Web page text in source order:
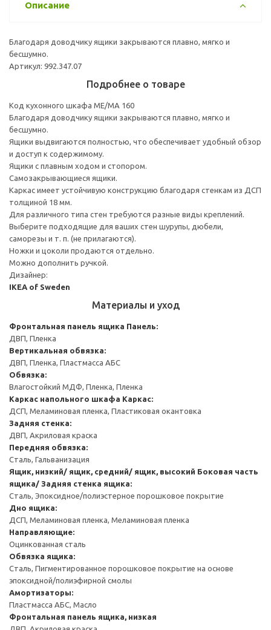
Описание
Благодаря доводчику ящики закрываются плавно, мягко и
бесшумно.
Артикул: 992.347.07
Подробнее о товаре
Код кухонного шкафа ME/MA 160
Благодаря доводчику ящики закрываются плавно, мягко и
бесшумно.
Ящики выдвигаются полностью, что обеспечивает удобный обзор
и доступ к содержимому.
Ящики с плавным ходом и стопором.
Самозакрывающиеся ящики.
Каркас имеет устойчивую конструкцию благодаря стенкам из ДСП
толщиной 18 мм.
Для различного типа стен требуются разные виды креплений.
Выберите подходящие для ваших стен шурупы, дюбели,
саморезы и т. п. (не прилагаются).
Ножки и цоколи продаются отдельно.
Можно дополнить ручкой.
Дизайнер:
IKEA of Sweden
Материалы и уход
Фронтальная панель ящика Панель:
ДВП, Пленка
Вертикальная обвязка:
ДВП, Пленка, Пластмасса АБС
Обвязка:
Влагостойкий МДФ, Пленка, Пленка
Каркас напольного шкафа Каркас:
ДСП, Меламиновая пленка, Пластиковая окантовка
Задняя стенка:
ДВП, Акриловая краска
Передняя обвязка:
Сталь, Гальванизация
Ящик, низкий/ ящик, средний/ ящик, высокий Боковая часть
ящика/ Задняя стенка ящика:
Сталь, Эпоксидное/полиэстерное порошковое покрытие
Дно ящика:
ДСП, Меламиновая пленка, Меламиновая пленка
Направляющие:
Оцинкованная сталь
Обвязка ящика:
Сталь, Пигментированное порошковое покрытие на основе
эпоксидной/полиэфирной смолы
Амортизаторы:
Пластмасса АБС, Масло
Фронтальная панель ящика, низкая